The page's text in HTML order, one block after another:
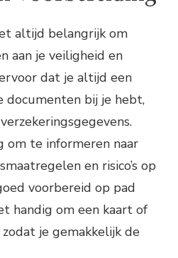
altijd belangrijk om
aan je veiligheid en
dat je altijd een
documenten bij je hebt,
om te informeren naar
en risico’s op
voorbereid op pad
handig om een kaart of
je gemakkelijk de